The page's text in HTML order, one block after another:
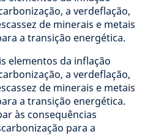
a verdeflação,
de minerais e metais
a transição energética.
elementos da inflação
a verdeflação,
de minerais e metais
a transição energética.
às consequências
para a